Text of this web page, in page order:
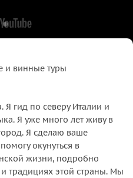
и винные туры
гид по северу Италии и
Я уже много лет живу в
Я сделаю ваше
окунуться в
жизни, подробно
и традициях этой страны. Мы